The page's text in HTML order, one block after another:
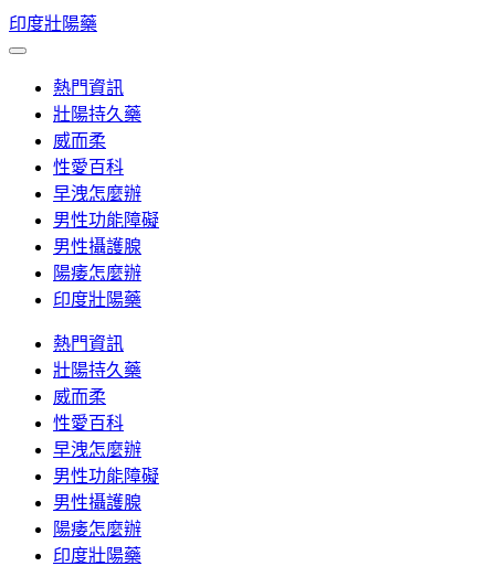
Skip
to
content
印度壯陽藥
熱門資訊
壯陽持久藥
威而柔
性愛百科
早洩怎麼辦
男性功能障礙
男性攝護腺
陽痿怎麼辦
印度壯陽藥
熱門資訊
壯陽持久藥
威而柔
性愛百科
早洩怎麼辦
男性功能障礙
男性攝護腺
陽痿怎麼辦
印度壯陽藥